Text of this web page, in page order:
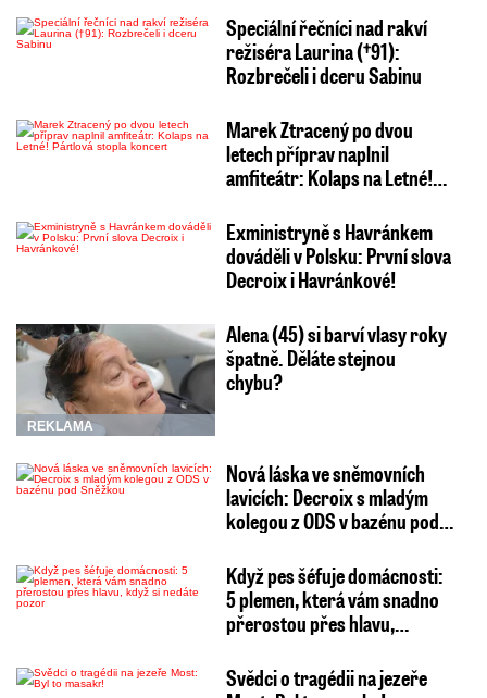
Speciální řečníci nad rakví
režiséra Laurina (†91):
Rozbrečeli i dceru Sabinu
Marek Ztracený po dvou
letech příprav naplnil
amfiteátr: Kolaps na Letné!…
Exministryně s Havránkem
dováděli v Polsku: První slova
Decroix i Havránkové!
REKLAMA
Alena (45) si barví vlasy roky
špatně. Děláte stejnou
chybu?
Nová láska ve sněmovních
lavicích: Decroix s mladým
kolegou z ODS v bazénu pod…
Když pes šéfuje domácnosti:
5 plemen, která vám snadno
přerostou přes hlavu,…
Svědci o tragédii na jezeře